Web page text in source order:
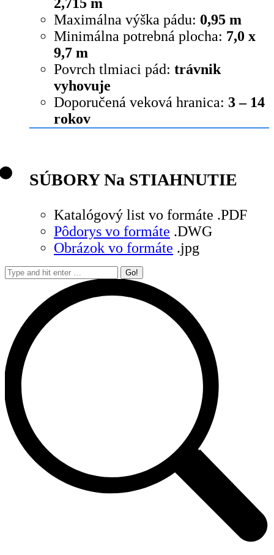
Maximálna výška pádu: 0,95 m
Minimálna potrebná plocha: 7,0 x
9,7 m
Povrch tlmiaci pád: trávnik
vyhovuje
Doporučená veková hranica: 3 – 14
rokov
SÚBORY Na STIAHNUTIE
Katalógový list vo formáte .PDF
Pôdorys vo formáte .DWG
Obrázok vo formáte .jpg
Search: